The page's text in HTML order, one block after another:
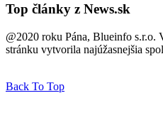
Top články z News.sk
@2020 roku Pána, Blueinfo s.r.o.
stránku vytvorila najúžasnejšia
Back To Top